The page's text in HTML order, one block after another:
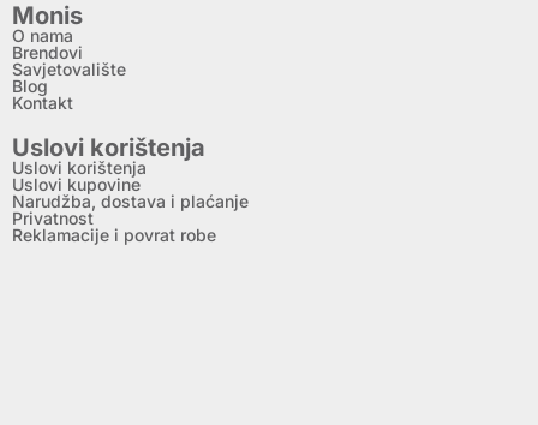
Monis
O nama
Brendovi
Savjetovalište
Blog
Kontakt
Uslovi korištenja
Uslovi korištenja
Uslovi kupovine
Narudžba, dostava i plaćanje
Privatnost
Reklamacije i povrat robe